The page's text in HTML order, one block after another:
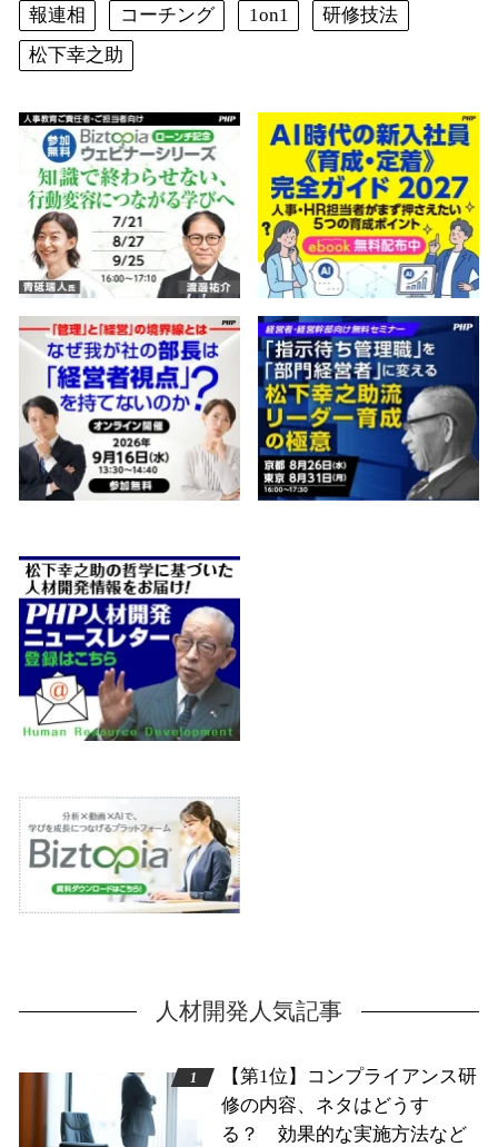
報連相 コーチング 1on1
研修技法
松下幸之助
人材開発人気記事
【第1位】コンプライアンス研
修の内容、ネタはどうす
る？ 効果的な実施方法など